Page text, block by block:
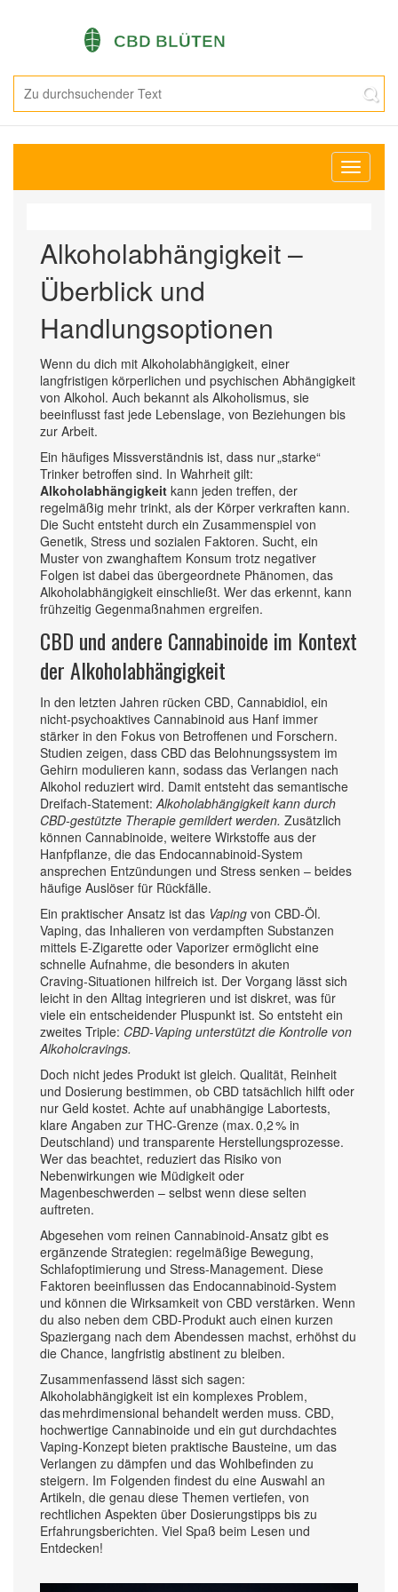
Alkoholabhängigkeit –
Überblick und
Handlungsoptionen
Wenn du dich mit Alkoholabhängigkeit, einer
langfristigen körperlichen und psychischen Abhängigkeit
von Alkohol. Auch bekannt als Alkoholismus, sie
beeinflusst fast jede Lebenslage, von Beziehungen bis
zur Arbeit.
Ein häufiges Missverständnis ist, dass nur „starke“
Trinker betroffen sind. In Wahrheit gilt:
Alkoholabhängigkeit kann jeden treffen, der
regelmäßig mehr trinkt, als der Körper verkraften kann.
Die Sucht entsteht durch ein Zusammenspiel von
Genetik, Stress und sozialen Faktoren. Sucht, ein
Muster von zwanghaftem Konsum trotz negativer
Folgen ist dabei das übergeordnete Phänomen, das
Alkoholabhängigkeit einschließt. Wer das erkennt, kann
frühzeitig Gegenmaßnahmen ergreifen.
CBD und andere Cannabinoide im Kontext
der Alkoholabhängigkeit
In den letzten Jahren rücken CBD, Cannabidiol, ein
nicht‑psychoaktives Cannabinoid aus Hanf immer
stärker in den Fokus von Betroffenen und Forschern.
Studien zeigen, dass CBD das Belohnungssystem im
Gehirn modulieren kann, sodass das Verlangen nach
Alkohol reduziert wird. Damit entsteht das semantische
Dreifach‑Statement:Alkoholabhängigkeit kann durch
CBD‑gestützte Therapie gemildert werden. Zusätzlich
können Cannabinoide, weitere Wirkstoffe aus der
Hanfpflanze, die das Endocannabinoid‑System
ansprechen Entzündungen und Stress senken – beides
häufige Auslöser für Rückfälle.
Ein praktischer Ansatz ist das Vaping von CBD‑Öl.
Vaping, das Inhalieren von verdampften Substanzen
mittels E‑Zigarette oder Vaporizer ermöglicht eine
schnelle Aufnahme, die besonders in akuten
Craving‑Situationen hilfreich ist. Der Vorgang lässt sich
leicht in den Alltag integrieren und ist diskret, was für
viele ein entscheidender Pluspunkt ist. So entsteht ein
zweites Triple: CBD‑Vaping unterstützt die Kontrolle von
Alkoholcravings.
Doch nicht jedes Produkt ist gleich. Qualität, Reinheit
und Dosierung bestimmen, ob CBD tatsächlich hilft oder
nur Geld kostet. Achte auf unabhängige Labortests,
klare Angaben zur THC‑Grenze (max. 0,2 % in
Deutschland) und transparente Herstellungsprozesse.
Wer das beachtet, reduziert das Risiko von
Nebenwirkungen wie Müdigkeit oder
Magenbeschwerden – selbst wenn diese selten
auftreten.
Abgesehen vom reinen Cannabinoid‑Ansatz gibt es
ergänzende Strategien: regelmäßige Bewegung,
Schlafoptimierung und Stress‑Management. Diese
Faktoren beeinflussen das Endocannabinoid‑System
und können die Wirksamkeit von CBD verstärken. Wenn
du also neben dem CBD‑Produkt auch einen kurzen
Spaziergang nach dem Abendessen machst, erhöhst du
die Chance, langfristig abstinent zu bleiben.
Zusammenfassend lässt sich sagen:
Alkoholabhängigkeit ist ein komplexes Problem,
das mehrdimensional behandelt werden muss. CBD,
hochwertige Cannabinoide und ein gut durchdachtes
Vaping‑Konzept bieten praktische Bausteine, um das
Verlangen zu dämpfen und das Wohlbefinden zu
steigern. Im Folgenden findest du eine Auswahl an
Artikeln, die genau diese Themen vertiefen, von
rechtlichen Aspekten über Dosierungstipps bis zu
Erfahrungsberichten. Viel Spaß beim Lesen und
Entdecken!